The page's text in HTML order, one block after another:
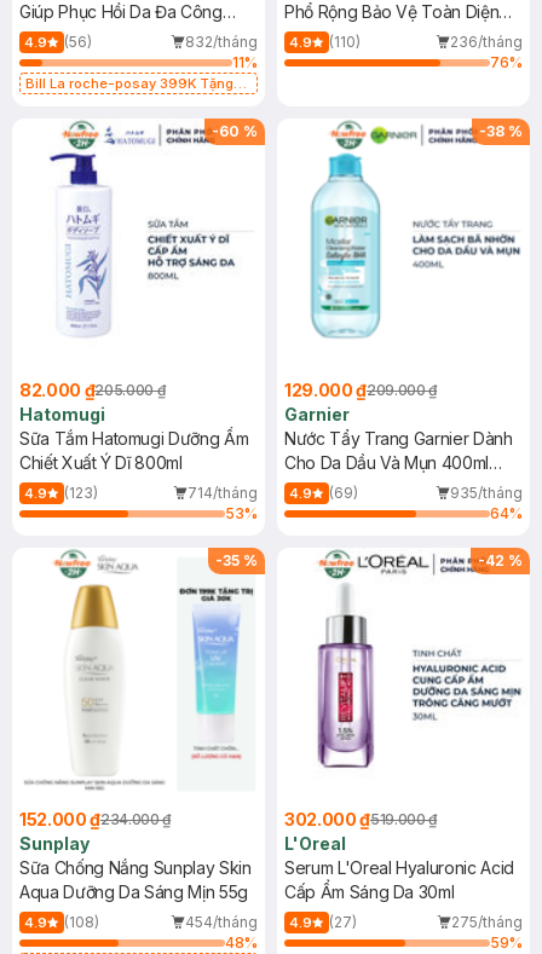
Giúp Phục Hồi Da Đa Công
Dụng 40ml
4.9 (56)
832/tháng
11%
Bill La roche-posay 399K Tặng
(SL có hạn)
Phổ Rộng Bảo Vệ Toàn Diện
40ml
4.9 (110)
236/tháng
76%
-60 %
82.000 ₫205.000 ₫
Hatomugi
Sữa Tắm Hatomugi Dưỡng Ẩm
Chiết Xuất Ý Dĩ 800ml
4.9 (123)
714/tháng
53%
-38 %
129.000 ₫209.000 ₫
Garnier
Nước Tẩy Trang Garnier Dành
Cho Da Dầu Và Mụn 400ml
(Mới)
4.9 (69)
935/tháng
64%
-35 %
152.000 ₫234.000 ₫
Sunplay
Sữa Chống Nắng Sunplay Skin
Aqua Dưỡng Da Sáng Mịn 55g
4.9 (108)
454/tháng
48%
-42 %
302.000 ₫519.000 ₫
L'Oreal
Serum L'Oreal Hyaluronic Acid
Cấp Ẩm Sáng Da 30ml
4.9 (27)
275/tháng
59%